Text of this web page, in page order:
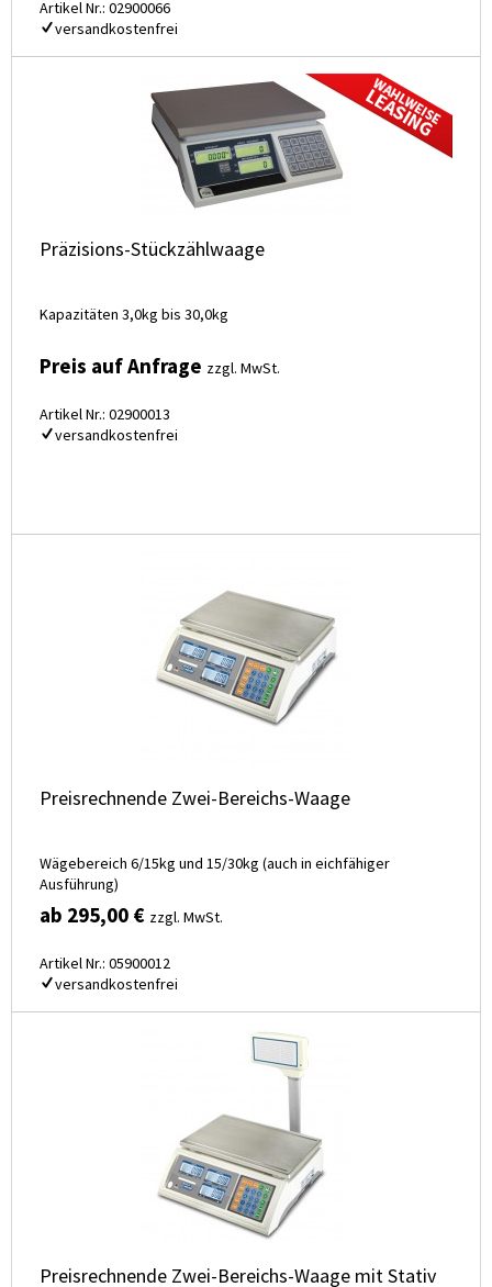
Artikel Nr.: 02900066
versandkostenfrei
Präzisions-Stückzählwaage
Kapazitäten 3,0kg bis 30,0kg
Preis auf Anfrage zzgl. MwSt.
Artikel Nr.: 02900013
versandkostenfrei
Preisrechnende Zwei-Bereichs-Waage
Wägebereich 6/15kg und 15/30kg (auch in eichfähiger
Ausführung)
ab 295,00 € zzgl. MwSt.
Artikel Nr.: 05900012
versandkostenfrei
Preisrechnende Zwei-Bereichs-Waage mit Stativ